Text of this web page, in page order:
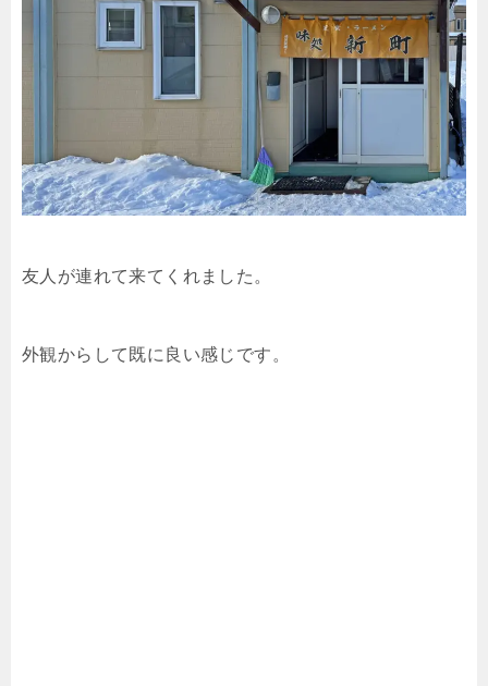
友人が連れて来てくれました。
外観からして既に良い感じです。